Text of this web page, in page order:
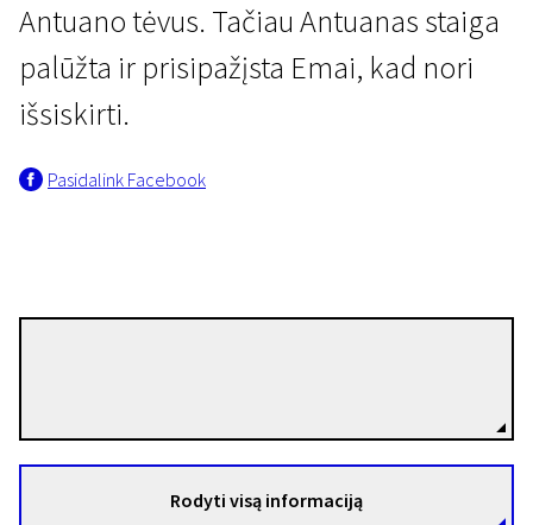
26 min. | Drama | N-13
Antuano tėvus. Tačiau Antuanas staiga
palūžta ir prisipažįsta Emai, kad nori
išsiskirti.
Pasidalink Facebook
Rodyti visą informaciją